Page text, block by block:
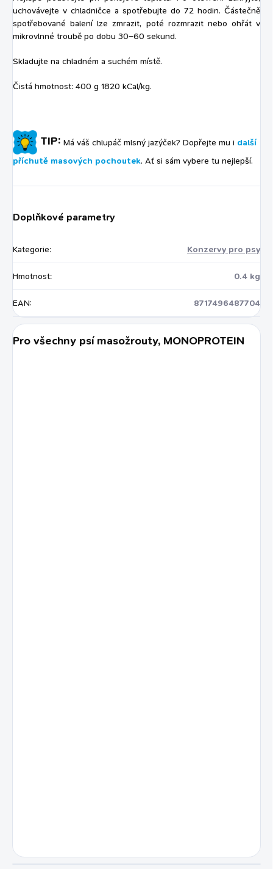
uchovávejte v chladničce a spotřebujte do 72 hodin. Částečně
spotřebované balení lze zmrazit, poté rozmrazit nebo ohřát v
mikrovlnné troubě po dobu 30–60 sekund.
Skladujte na chladném a suchém místě.
Čistá hmotnost: 400 g 1820 kCal/kg.
TIP: Má váš chlupáč mlsný jazýček? Dopřejte mu i další
příchutě masových pochoutek. Ať si sám vybere tu nejlepší.
Doplňkové parametry
Kategorie: Konzervy pro psy
Hmotnost: 0.4 kg
EAN: 8717496487704
Pro všechny psí masožrouty, MONOPROTEIN